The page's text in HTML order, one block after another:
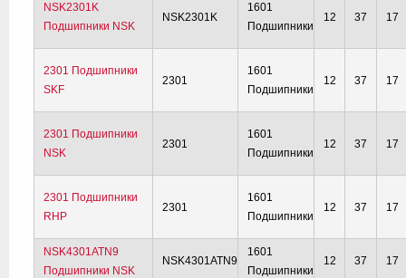
NSK2301K
Подшипники NSK
NSK2301K
1601
Подшипники
12 37 17
2301 Подшипники
SKF
2301
1601
Подшипники
12 37 17
2301 Подшипники
NSK
2301
1601
Подшипники
12 37 17
2301 Подшипники
RHP
2301
1601
Подшипники
12 37 17
NSK4301ATN9
Подшипники NSK
NSK4301ATN9
1601
Подшипники
12 37 17